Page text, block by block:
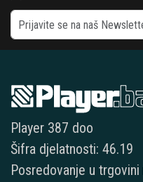
Player 387 doo
Šifra djelatnosti: 46.19
Posredovanje u